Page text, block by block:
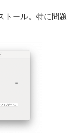
トール。特に問題